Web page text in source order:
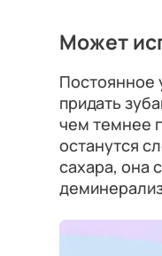
Может
Постоянное
придать
чем темнее
останутся
сахара, она